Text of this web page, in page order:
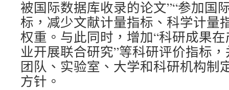
被国际数据库收录的论文”“参加国
标，减少文献计量指标、科学计量
权重。与此同时，增加“科研成果
业开展联合研究”等科研评价指标
团队、实验室、大学和科研机构制
方针。